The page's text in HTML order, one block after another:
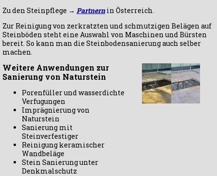
Zu den Steinpflege → Partnern in Österreich.
Zur Reinigung von zerkratzten und schmutzigen Belägen auf
Steinböden steht eine Auswahl von Maschinen und Bürsten
bereit. So kann man die Steinbodensanierung auch selber
machen.
Weitere Anwendungen zur
Sanierung von Naturstein
Porenfüller und wasserdichte
Verfugungen
Imprägnierung von
Naturstein
Sanierung mit
Steinverfestiger
Reinigung keramischer
Wandbeläge
Stein Sanierung unter
Denkmalschutz